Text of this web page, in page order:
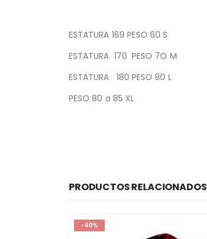
ESTATURA 169 PESO 60 S
ESTATURA 170 PESO 7O M
ESTATURA 180 PESO 80 L
PESO 80 a 85 XL
PRODUCTOS RELACIONADOS
-40%